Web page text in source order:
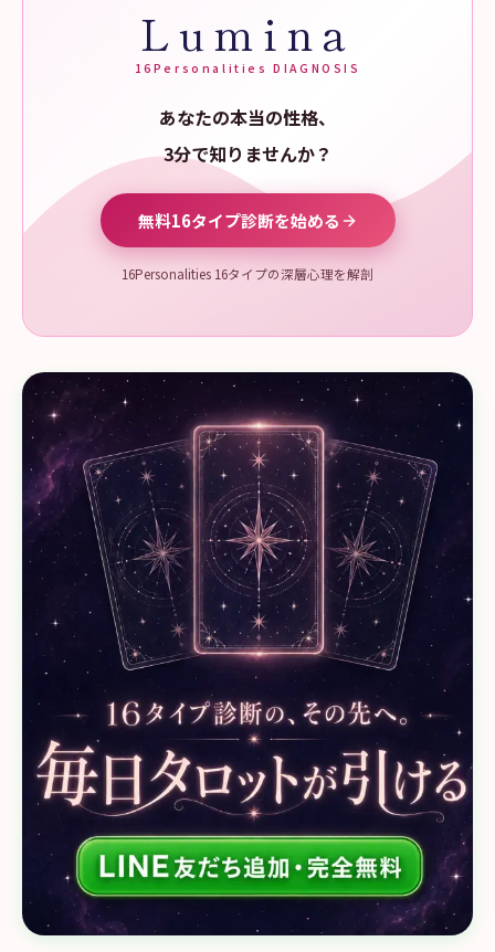
Lumina
16Personalities DIAGNOSIS
あなたの本当の性格、
3分で知りませんか？
無料16タイプ診断を始める
16Personalities 16タイプの深層心理を解剖